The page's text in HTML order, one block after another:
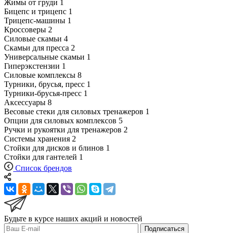
Жимы от груди 1
Бицепс и трицепс 1
Трицепс-машины 1
Кроссоверы 2
Силовые скамьи 4
Скамьи для пресса 2
Универсальные скамьи 1
Гиперэкстензии 1
Силовые комплексы 8
Турники, брусья, пресс 1
Турники-брусья-пресс 1
Аксессуары 8
Весовые стеки для силовых тренажеров 1
Опции для силовых комплексов 5
Ручки и рукоятки для тренажеров 2
Системы хранения 2
Стойки для дисков и блинов 1
Стойки для гантелей 1
Список брендов
Будьте в курсе наших акций и новостей
Подписаться